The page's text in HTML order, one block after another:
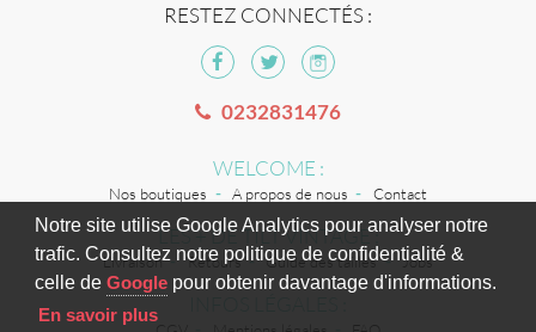
Notre site utilise Google Analytics pour analyser notre
trafic. Consultez notre politique de confidentialité &
celle de Googlepour obtenir davantage d'informations.
En savoir plus
RESTEZ CONNECTÉS :
0232831476
WELCOME :
Nos boutiques A propos de nous Contact
LES + DE TILT VINTAGE :
Livraison Retours Guide des tailles Jobs